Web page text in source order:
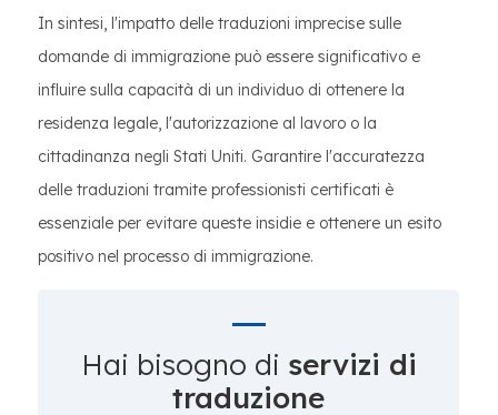
In sintesi, l'impatto delle traduzioni imprecise sulle
domande di immigrazione può essere significativo e
influire sulla capacità di un individuo di ottenere la
residenza legale, l'autorizzazione al lavoro o la
cittadinanza negli Stati Uniti. Garantire l'accuratezza
delle traduzioni tramite professionisti certificati è
essenziale per evitare queste insidie e ottenere un esito
positivo nel processo di immigrazione.
Hai bisogno di servizi di
traduzione